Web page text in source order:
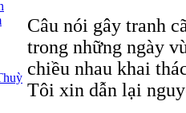
Câu nói gây tranh
trong những ngày
chiều nhau khai
Tôi xin dẫn lại